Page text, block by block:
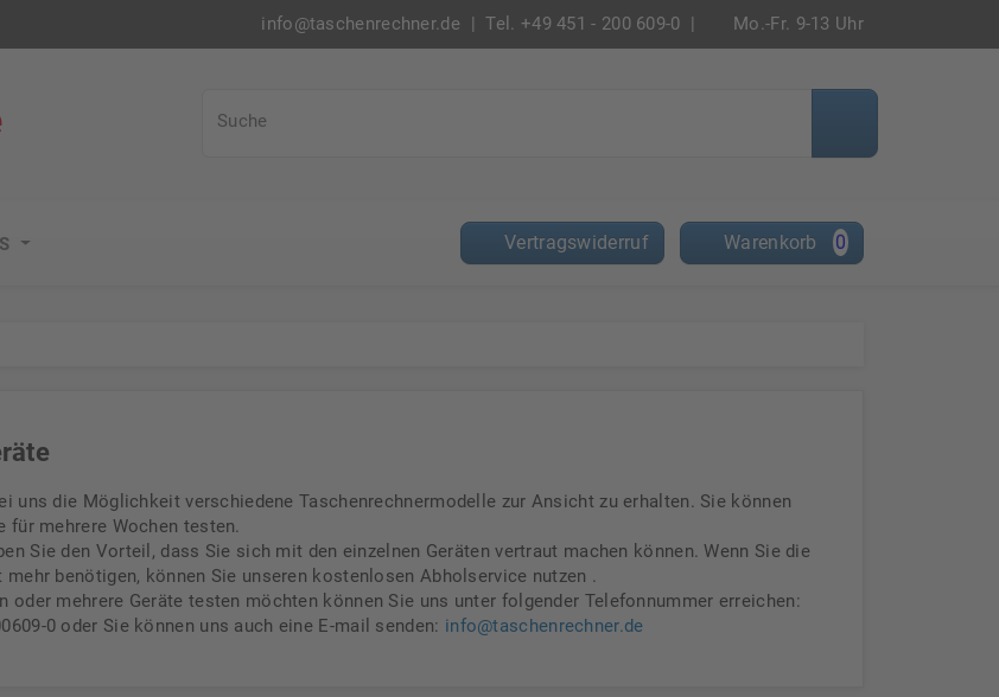
Mo.-Fr. 9-13 Uhr
Tel. +49 451 - 200 609-0 |
info@taschenrechner.de |
Suche
Vertragswiderruf Warenkorb 0
uns die Möglichkeit verschiedene Taschenrechnermodelle zur Ansicht zu erhalten. Sie können
für mehrere Wochen testen.
Sie den Vorteil, dass Sie sich mit den einzelnen Geräten vertraut machen können. Wenn Sie die
mehr benötigen, können Sie unseren kostenlosen Abholservice nutzen .
oder mehrere Geräte testen möchten können Sie uns unter folgender Telefonnummer erreichen:
0 oder Sie können uns auch eine E-mail senden: info@taschenrechner.de